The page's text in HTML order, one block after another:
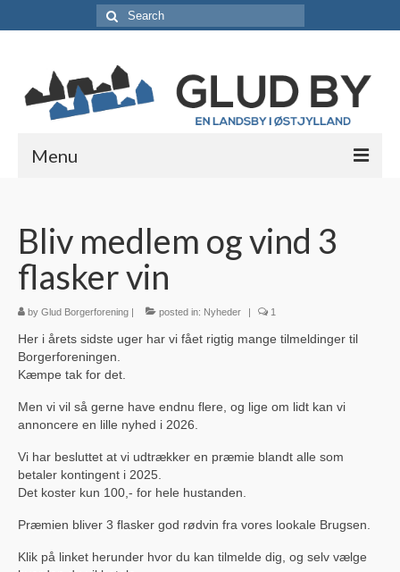
Search
for:
Menu
Borgerforeningen / Lokalråd
Støt borgerforeningen
Erhvervsabonnement
Vedtægter
Sportssammenslutningen Skjold
Glud Skjold Pensionistforening
Glud Kirke
Lokalarkivet
Bliv medlem og vind 3
flasker vin
by Glud Borgerforening | posted in: Nyheder | 1
Her i årets sidste uger har vi fået rigtig mange tilmeldinger til
Borgerforeningen.
Kæmpe tak for det.
Men vi vil så gerne have endnu flere, og lige om lidt kan vi
annoncere en lille nyhed i 2026.
Vi har besluttet at vi udtrækker en præmie blandt alle som
betaler kontingent i 2025.
Det koster kun 100,- for hele hustanden.
Præmien bliver 3 flasker god rødvin fra vores lookale Brugsen.
Klik på linket herunder hvor du kan tilmelde dig, og selv vælge